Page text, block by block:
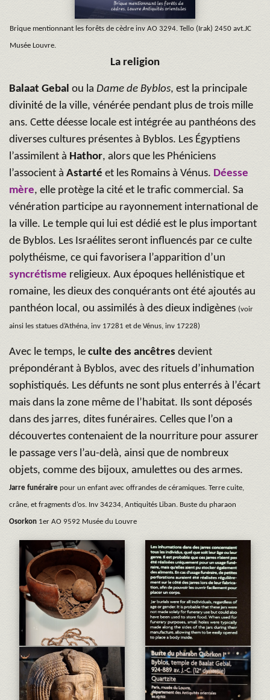
Brique mentionnant les forêts de cèdre inv AO 3294. Tello (Irak) 2450 avt.JC
Musée Louvre.
La religion
Balaat Gebal ou la Dame de Byblos, est la principale
divinité de la ville, vénérée pendant plus de trois mille
ans. Cette déesse locale est intégrée au panthéons des
diverses cultures présentes à Byblos. Les Égyptiens
l’assimilent à Hathor, alors que les Phéniciens
l’associent à Astarté et les Romains à Vénus. Déesse
mère, elle protège la cité et le trafic commercial. Sa
vénération participe au rayonnement international de
la ville. Le temple qui lui est dédié est le plus important
de Byblos. Les Israélites seront influencés par ce culte
polythéisme, ce qui favorisera l’apparition d’un
syncrétisme religieux. Aux époques hellénistique et
romaine, les dieux des conquérants ont été ajoutés au
panthéon local, ou assimilés à des dieux indigènes (voir
ainsi les statues d’Athéna, inv 17281 et de Vénus, inv 17228)
Avec le temps, le culte des ancêtres devient
prépondérant à Byblos, avec des rituels d’inhumation
sophistiqués. Les défunts ne sont plus enterrés à l’écart
mais dans la zone même de l’habitat. Ils sont déposés
dans des jarres, dites funéraires. Celles que l’on a
découvertes contenaient de la nourriture pour assurer
le passage vers l’au-delà, ainsi que de nombreux
objets, comme des bijoux, amulettes ou des armes.
Jarre funéraire pour un enfant avec offrandes de céramiques. Terre cuite,
crâne, et fragments d’os. Inv 34234, Antiquités Liban. Buste du pharaon
Osorkon 1er AO 9592 Musée du Louvre